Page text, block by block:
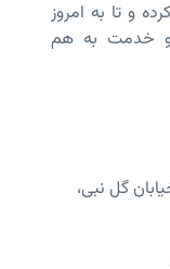
کرده و تا به امروز
و خدمت به هم
گل نبی،